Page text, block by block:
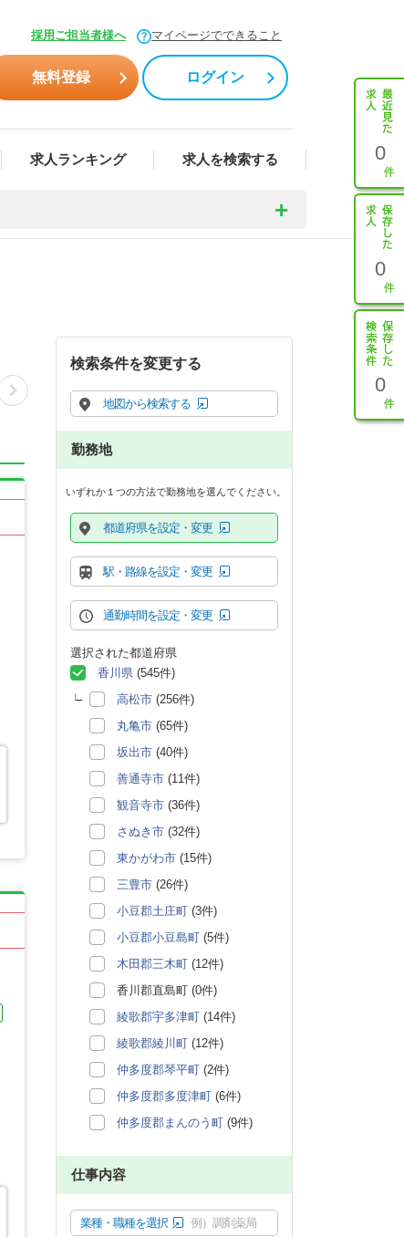
採用ご担当者様へ マイページでできること
無料登録 ログイン
求人ランキング 求人を検索する 0
0
0
検索条件を変更する
地図から検索する
勤務地
いずれか１つの方法で勤務地を選んでください。
都道府県を設定・変更
駅・路線を設定・変更
通勤時間を設定・変更
選択された都道府県
香川県 (545件)
高松市 (256件)
丸亀市 (65件)
坂出市 (40件)
善通寺市 (11件)
観音寺市 (36件)
さぬき市 (32件)
東かがわ市 (15件)
三豊市 (26件)
小豆郡土庄町 (3件)
小豆郡小豆島町 (5件)
木田郡三木町 (12件)
香川郡直島町 (0件)
綾歌郡宇多津町 (14件)
綾歌郡綾川町 (12件)
仲多度郡琴平町 (2件)
仲多度郡多度津町 (6件)
仲多度郡まんのう町 (9件)
仕事内容
業種・職種を選択 例）調剤薬局